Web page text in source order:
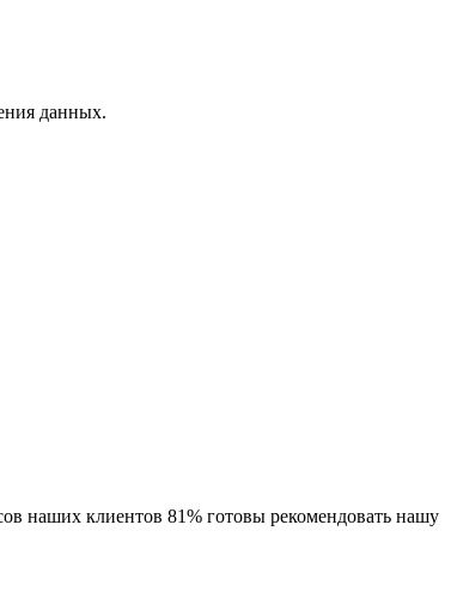
данных.
наших клиентов 81% готовы рекомендовать нашу